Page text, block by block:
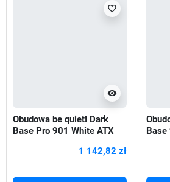
visibility
favorite_border
Obudowa be quiet! Dark
Base Pro 901 White ATX
1 142,82 zł
Base